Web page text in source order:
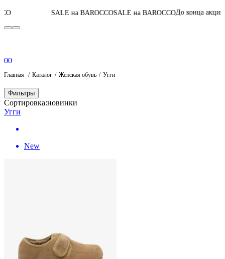
SALE на BAROCCOSALE на BAROCCOДо конца акции06:13:45:18
00
Главная Каталог Женская обувь Угги
Фильтры
Сортировка:новинки
Угги
New